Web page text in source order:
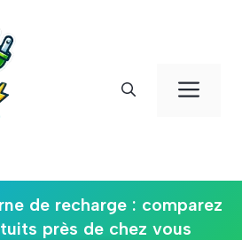
de recharge : comparez
près de chez vous